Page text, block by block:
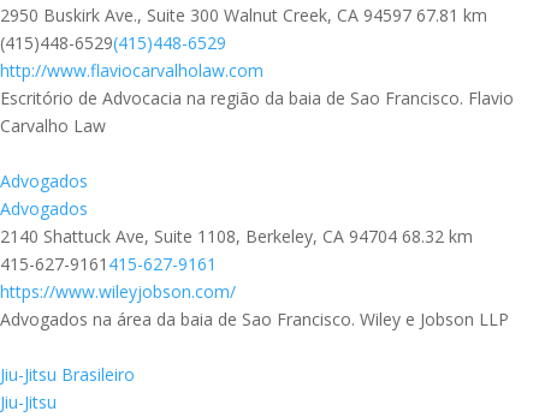
2950 Buskirk Ave., Suite 300 Walnut Creek, CA 94597 67.81 km
(415)448-6529(415)448-6529
http://www.flaviocarvalholaw.com
Escritório de Advocacia na região da baia de Sao Francisco. Flavio
Carvalho Law
Advogados
Advogados
2140 Shattuck Ave, Suite 1108, Berkeley, CA 94704 68.32 km
415-627-9161 415-627-9161
https://www.wileyjobson.com/
Advogados na área da baia de Sao Francisco. Wiley e Jobson LLP
Jiu-Jitsu Brasileiro
Jiu-Jitsu